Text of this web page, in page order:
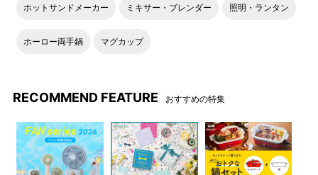
ホットサンドメーカー ミキサー・ブレンダー 照明・ランタン
ホーロー両手鍋 マグカップ
RECOMMEND FEATURE おすすめの特集